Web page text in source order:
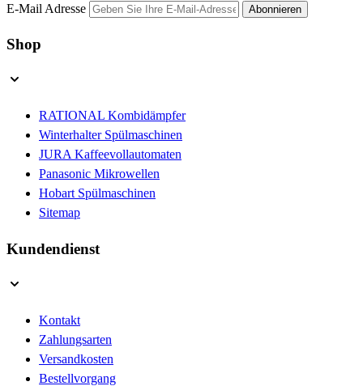
E-Mail Adresse Abonnieren
Shop
RATIONAL Kombidämpfer
Winterhalter Spülmaschinen
JURA Kaffeevollautomaten
Panasonic Mikrowellen
Hobart Spülmaschinen
Sitemap
Kundendienst
Kontakt
Zahlungsarten
Versandkosten
Bestellvorgang